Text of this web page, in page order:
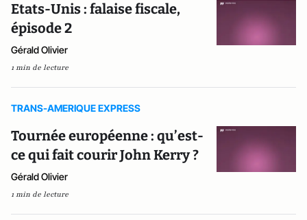
Etats-Unis : falaise fiscale,
épisode 2
Gérald Olivier
1 min de lecture
TRANS-AMERIQUE EXPRESS
Tournée européenne : qu’est-
ce qui fait courir John Kerry ?
Gérald Olivier
1 min de lecture